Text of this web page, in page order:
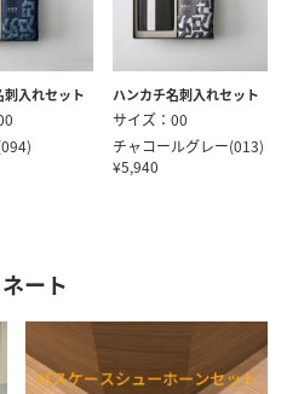
刺入れセット ハンカチ名刺入れセット
サイズ：00
チャコールグレー(013)
¥5,940
ート